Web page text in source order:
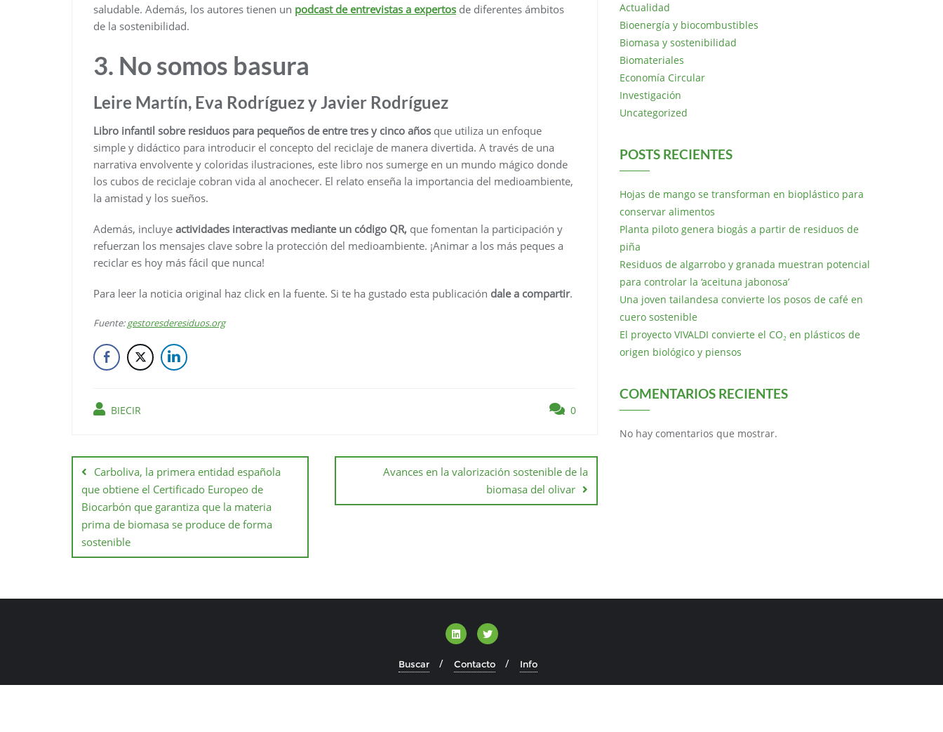
saludable. Además, los autores tienen un podcast de entrevistas a expertos de diferentes ámbitos
de la sostenibilidad.
3. No somos basura
Leire Martín, Eva Rodríguez y Javier Rodríguez
Libro infantil sobre residuos para pequeños de entre tres y cinco años que utiliza un enfoque
simple y didáctico para introducir el concepto del reciclaje de manera divertida. A través de una
narrativa envolvente y coloridas ilustraciones, este libro nos sumerge en un mundo mágico donde
los cubos de reciclaje cobran vida al anochecer. El relato enseña la importancia del medioambiente,
la amistad y los sueños.
Además, incluye actividades interactivas mediante un código QR, que fomentan la participación y
refuerzan los mensajes clave sobre la protección del medioambiente. ¡Animar a los más peques a
reciclar es hoy más fácil que nunca!
Para leer la noticia original haz click en la fuente. Si te ha gustado esta publicación dale a compartir.
Fuente:gestoresderesiduos.org
BIECIR 0
Carboliva, la primera entidad española
que obtiene el Certificado Europeo de
Biocarbón que garantiza que la materia
prima de biomasa se produce de forma
sostenible
Avances en la valorización sostenible de la
biomasa del olivar
Actualidad
Bioenergía y biocombustibles
Biomasa y sostenibilidad
Biomateriales
Economía Circular
Investigación
Uncategorized
POSTS RECIENTES
Hojas de mango se transforman en bioplástico para
conservar alimentos
Planta piloto genera biogás a partir de residuos de
piña
Residuos de algarrobo y granada muestran potencial
para controlar la ‘aceituna jabonosa’
Una joven tailandesa convierte los posos de café en
cuero sostenible
El proyecto VIVALDI convierte el CO₂ en plásticos de
origen biológico y piensos
COMENTARIOS RECIENTES
No hay comentarios que mostrar.
Buscar Contacto Info